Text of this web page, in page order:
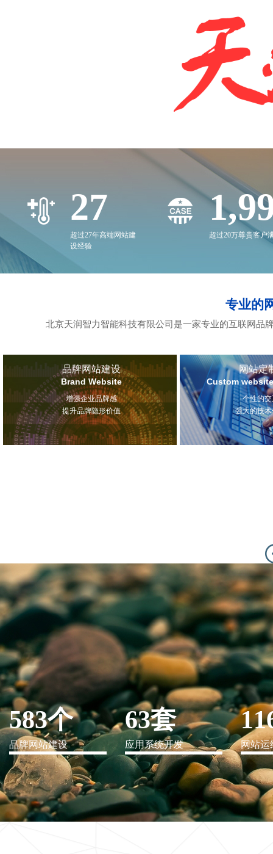
27
超过27年高端网站建
设经验
超过20万尊贵客户
专业的
北京天润智力智能科技有限公司是一家专业的互联网品
品牌网站建设
Brand Website
增强企业品牌感
提升品牌隐形价值
网站定
Custom
个性的
强大的技
IT行业解决方案
信息爆炸时代，信息传递是否做到更新、更全、更
快
583个
品牌网站建设
63套
应用系统开发 网站运